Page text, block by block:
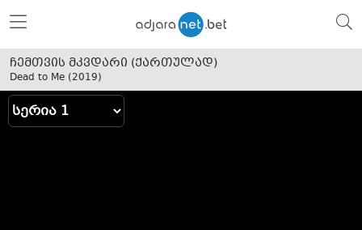
ჩემთვის მკვდარი (ქართულად)
Dead to Me (2019)